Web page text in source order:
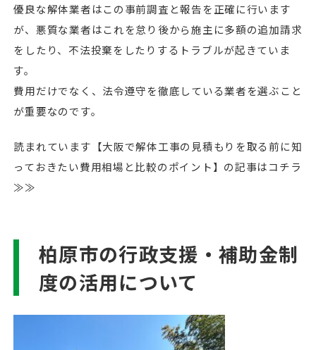
優良な解体業者はこの事前調査と報告を正確に行います
が、悪質な業者はこれを怠り後から施主に多額の追加請求
をしたり、不法投棄をしたりするトラブルが起きていま
す。
費用だけでなく、法令遵守を徹底している業者を選ぶこと
が重要なのです。
読まれています【大阪で解体工事の見積もりを取る前に知
っておきたい費用相場と比較のポイント】の記事はコチラ
≫≫
柏原市の行政支援・補助金制
度の活用について